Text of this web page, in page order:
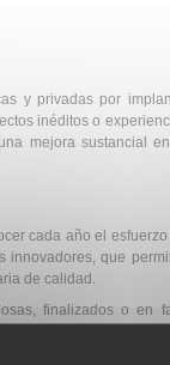
y privadas por
inéditos o
mejora sustancial
cada año el
innovadores, que
de calidad.
finalizados o en
evaluación en salud y